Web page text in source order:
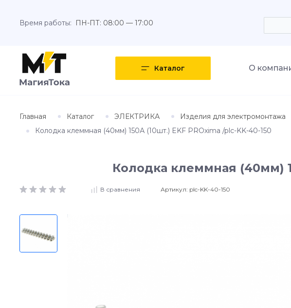
Время работы: ПН-ПТ: 08:00 — 17:00
Каталог О
Главная Каталог ЭЛЕКТРИКА Изделия для электромонтажа
Колодка клеммная (40мм) 150А (10шт.) EKF PROxima /plc-KK-40-150
Колодка клеммная (40мм)
В сравнения Артикул: plc-KK-40-150